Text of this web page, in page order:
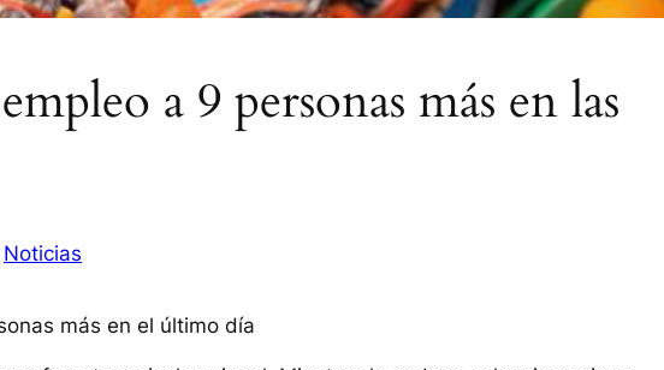
a 9 personas más en las
Noticias
más en el último día